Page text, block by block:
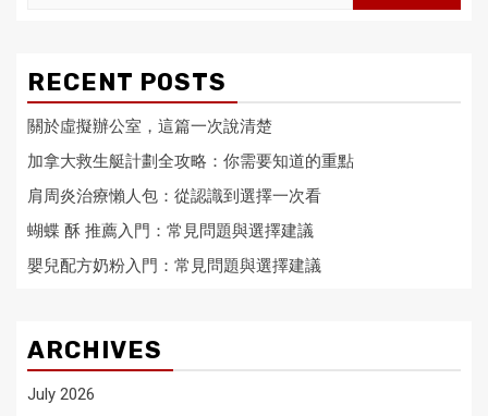
RECENT POSTS
關於虛擬辦公室，這篇一次說清楚
加拿大救生艇計劃全攻略：你需要知道的重點
肩周炎治療懶人包：從認識到選擇一次看
蝴蝶 酥 推薦入門：常見問題與選擇建議
嬰兒配方奶粉入門：常見問題與選擇建議
ARCHIVES
July 2026